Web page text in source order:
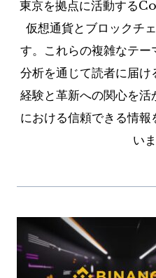
東京を拠点に活動する
仮想通貨とブロックチ
す。これらの複雑なテ
分析を通じて読者に届け
経験と革新への関心を
における信頼できる情
い